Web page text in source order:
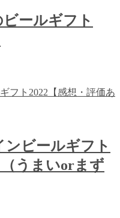
ールギフト
ビールギフト
うまいorまず